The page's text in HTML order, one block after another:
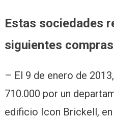
Estas sociedades
siguientes
– El 9 de enero de
710.000 por un
edificio Icon Brickell,